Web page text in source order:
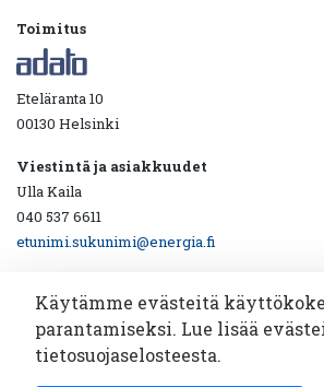
Toimitus
Eteläranta 10
00130 Helsinki
Viestintä ja asiakkuudet
Ulla Kaila
040 537 6611
etunimi.sukunimi@energia.fi
Ota yhteyttä!
Katsotaan yhdessä miten viestintäyhteistyö
Käytämme evästeitä
parantamiseksi. Lue lisää
tietosuojaselosteesta.